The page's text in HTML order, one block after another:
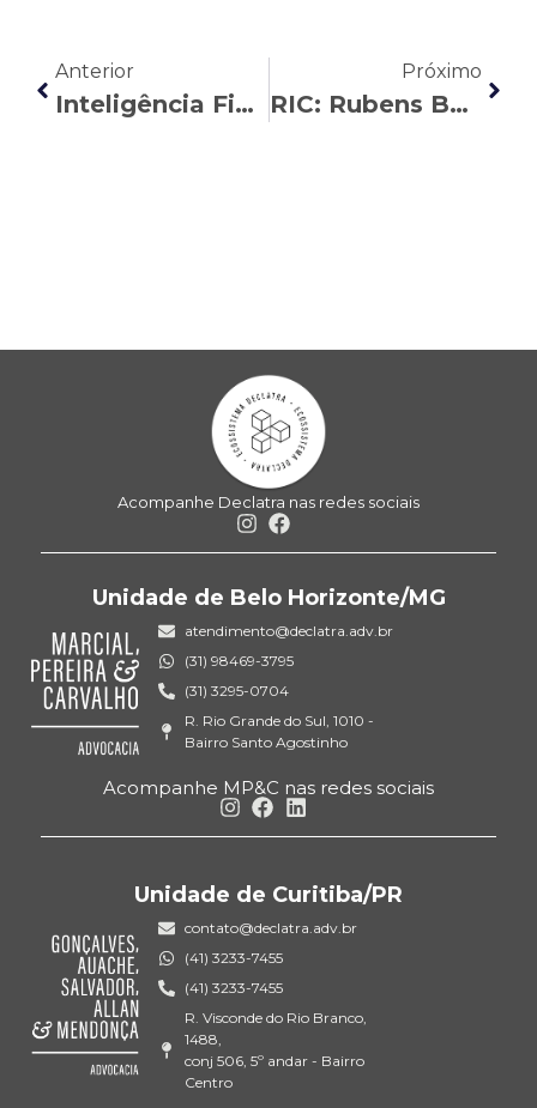
Anterior
Inteligência Financeira: Lenara Moreira atualiza a situação do Caso 123milhas
Próximo
RIC: Rubens Bordinhão explica a regra para mensagens fora do expediente
Acompanhe Declatra nas redes sociais
Unidade de Belo Horizonte/MG
atendimento@declatra.adv.br
(31) 98469-3795
(31) 3295-0704
R. Rio Grande do Sul, 1010 -
Bairro Santo Agostinho
Acompanhe MP&C nas redes sociais
Unidade de Curitiba/PR
contato@declatra.adv.br
(41) 3233-7455
(41) 3233-7455
R. Visconde do Rio Branco,
1488,
conj 506, 5º andar - Bairro
Centro